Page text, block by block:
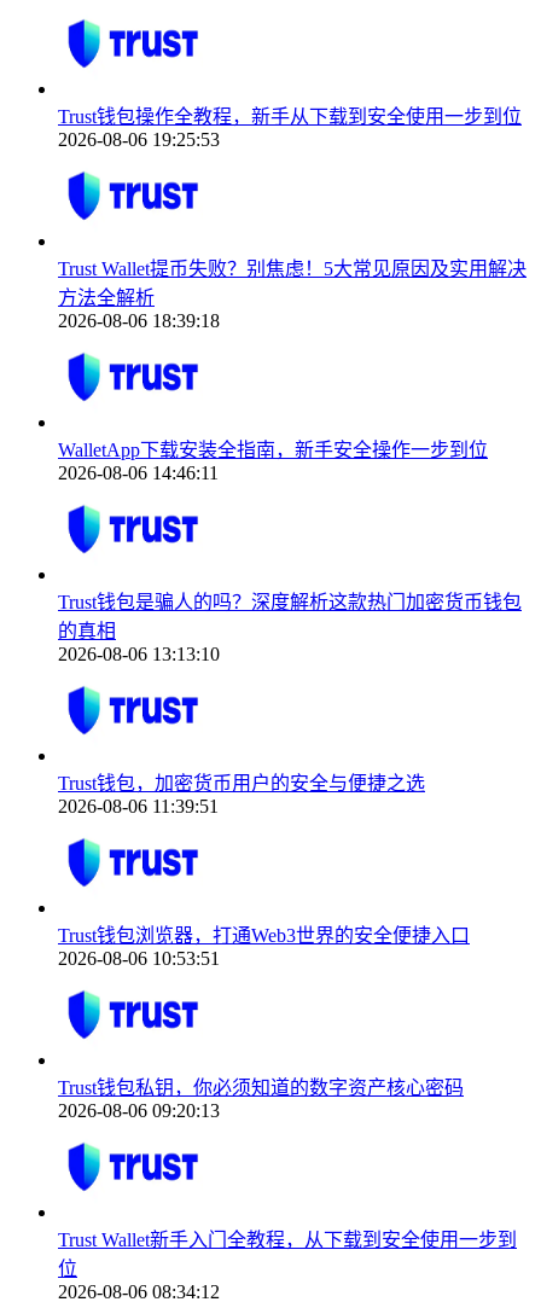
Trust钱包操作全教程，新手从下载到安全使用一步到位
2026-08-06 19:25:53
Trust Wallet提币失败？别焦虑！5大常见原因及实用解决
方法全解析
2026-08-06 18:39:18
WalletApp下载安装全指南，新手安全操作一步到位
2026-08-06 14:46:11
Trust钱包是骗人的吗？深度解析这款热门加密货币钱包
的真相
2026-08-06 13:13:10
Trust钱包，加密货币用户的安全与便捷之选
2026-08-06 11:39:51
Trust钱包浏览器，打通Web3世界的安全便捷入口
2026-08-06 10:53:51
Trust钱包私钥，你必须知道的数字资产核心密码
2026-08-06 09:20:13
Trust Wallet新手入门全教程，从下载到安全使用一步到
位
2026-08-06 08:34:12